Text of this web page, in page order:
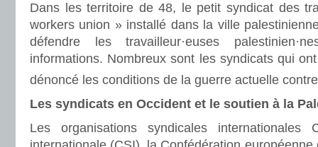
Dans les territoire de 48, le petit syndicat des
workers union » installé dans la ville
défendre les travailleur·euses
informations. Nombreux sont les syndicats qui
dénoncé les conditions de la guerre actuelle
Les syndicats en Occident et le soutien à la
Les organisations syndicales internationales